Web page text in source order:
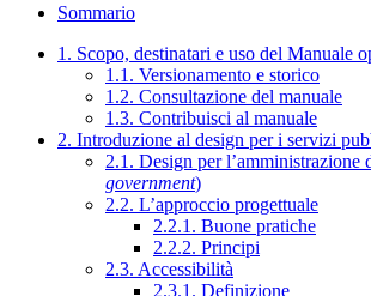
Sommario
1. Scopo, destinatari e uso del Manuale
1.1. Versionamento e storico
1.2. Consultazione del manuale
1.3. Contribuisci al manuale
2. Introduzione al design per i servizi
2.1. Design per l’amministrazione
government)
2.2. L’approccio progettuale
2.2.1. Buone pratiche
2.2.2. Principi
2.3. Accessibilità
2.3.1. Definizione